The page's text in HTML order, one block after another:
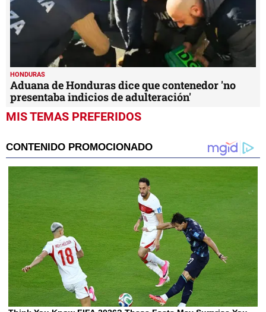
HONDURAS
Aduana de Honduras dice que contenedor 'no
presentaba indicios de adulteración'
MIS TEMAS PREFERIDOS